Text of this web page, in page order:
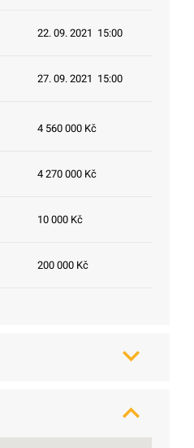
22. 09. 2021 15:00
27. 09. 2021 15:00
4 560 000 Kč
4 270 000 Kč
10 000 Kč
200 000 Kč